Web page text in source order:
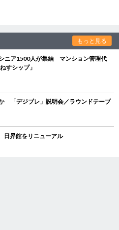
もっと見る
ニア1500人が集結 マンション管理代
すシップ」
「デジブレ」説明会／ラウンドテーブ
昇館をリニューアル